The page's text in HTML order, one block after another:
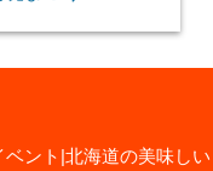
ント|北海道の美味しい